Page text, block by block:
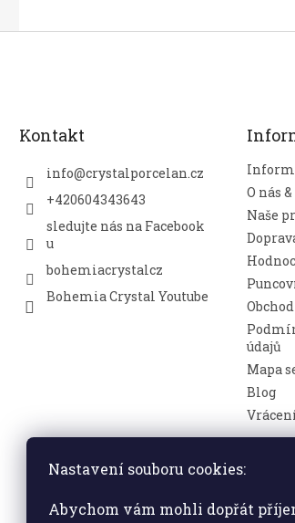
Nastavení souboru cookies:
Abychom vám mohli dopřát
Kontakt
info@crystalporcelan.cz
+420604343643
sledujte nás na Facebook
u
bohemiacrystalcz
Bohemia Crystal Youtube
O nás
Naše
údajů
Mapa
Blog